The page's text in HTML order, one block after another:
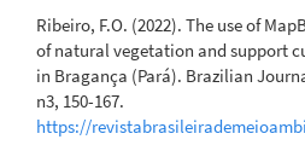
Ribeiro, F.O. (2022). The use of
of natural vegetation and support
in Bragança (Pará). Brazilian
n3, 150-167.
https://